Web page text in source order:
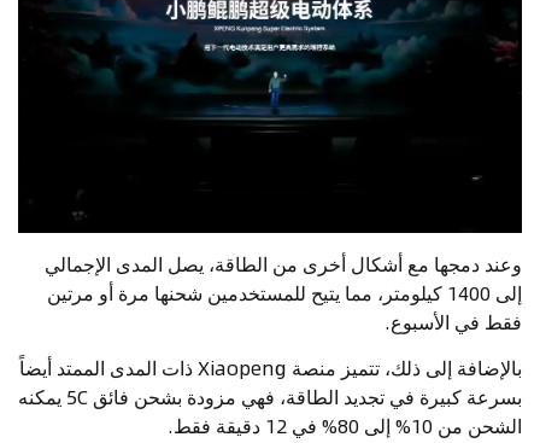
وعند دمجها مع أشكال أخرى من الطاقة، يصل المدى الإجمالي
إلى 1400 كيلومتر، مما يتيح للمستخدمين شحنها مرة أو مرتين
فقط في الأسبوع.
بالإضافة إلى ذلك، تتميز منصة Xiaopeng ذات المدى الممتد أيضاً
بسرعة كبيرة في تجديد الطاقة، فهي مزودة بشحن فائق 5C يمكنه
الشحن من 10% إلى 80% في 12 دقيقة فقط.